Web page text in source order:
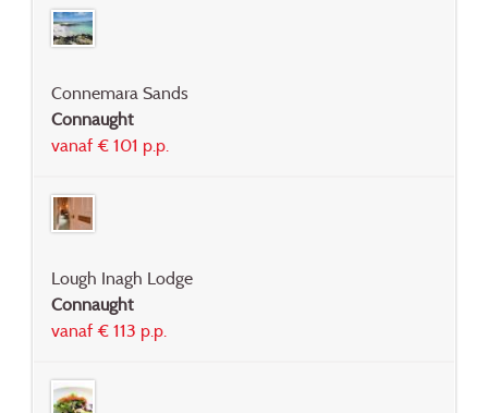
Connemara Sands
Connaught
vanaf € 101 p.p.
Lough Inagh Lodge
Connaught
vanaf € 113 p.p.